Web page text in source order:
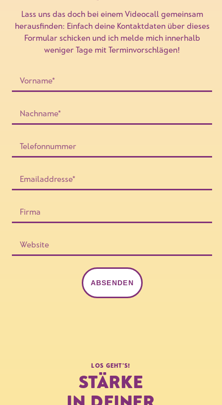
Lass uns das doch bei einem Videocall gemeinsam
herausfinden: Einfach deine Kontaktdaten über dieses
Formular schicken und ich melde mich innerhalb
weniger Tage mit Terminvorschlägen!
ABSENDEN
LOS GEHT'S!
STÄRKE
IN DEINER